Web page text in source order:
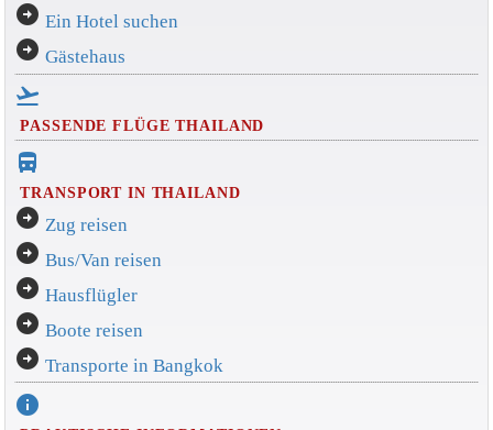
arrow_circle_right Ein Hotel suchen
arrow_circle_right Gästehaus
flight_takeoff
PASSENDE FLÜGE THAILAND
directions_bus_filled
TRANSPORT IN THAILAND
arrow_circle_right Zug reisen
arrow_circle_right Bus/Van reisen
arrow_circle_right Hausflügler
arrow_circle_right Boote reisen
arrow_circle_right Transporte in Bangkok
info